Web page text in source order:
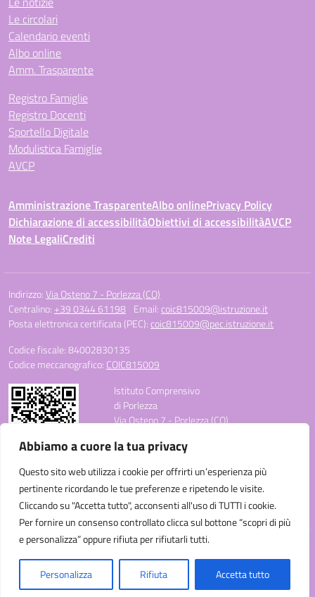
Abbiamo a cuore la tua privacy
Questo sito web utilizza i cookie per offrirti un’esperienza più
pertinente ricordando le tue preferenze e ripetendo le visite.
Cliccando su "Accetta tutto", acconsenti all'uso di TUTTI i cookie.
Per fornire un consenso controllato clicca sul bottone “scopri di più
e personalizza” oppure rifiuta per rifiutarli tutti.
Personalizza Rifiuta Accetta tutto
Le circolari
Calendario eventi
Albo online
Amm. Trasparente
Registro Famiglie
Registro Docenti
Sportello Digitale
Modulistica Famiglie
AVCP
Amministrazione TrasparenteAlbo onlinePrivacy Policy
Dichiarazione di accessibilitàObiettivi di accessibilitàAVCP
Note LegaliCrediti
Indirizzo:Via Osteno 7 - Porlezza (CO)
Centralino: +39 0344 61198 Email:coic815009@istruzione.it
Posta elettronica certificata (PEC):coic815009@pec.istruzione.it
Codice fiscale: 84002830135
Codice meccanografico: COIC815009
Istituto Comprensivo
di Porlezza
Via Osteno 7 - Porlezza (CO)
E-mail: coic815009@istruzione.it
PEC: coic815009@pec.istruzione.it
Codice Meccanografico: COIC815009
Codice Fiscale: 84002830135
Codice Univoco Ufficio: UF3C3W